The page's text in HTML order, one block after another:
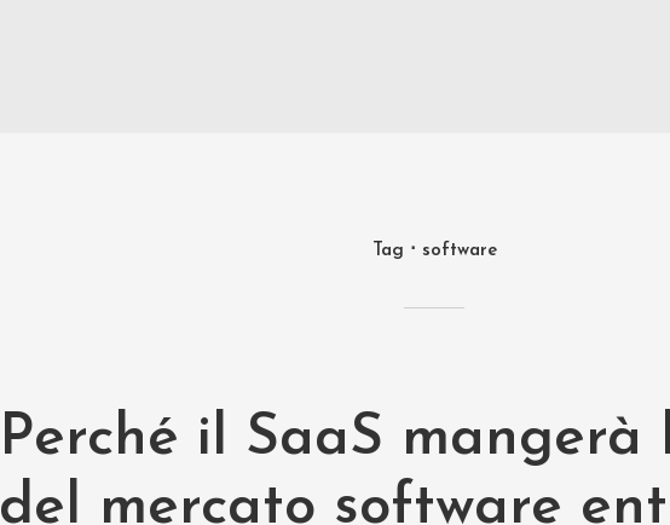
Tag software
Perché il SaaS mangerà
del mercato software